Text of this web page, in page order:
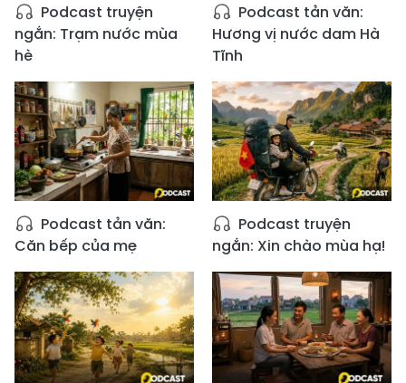
Podcast truyện
ngắn: Trạm nước mùa
hè
Podcast tản văn:
Hương vị nước dam Hà
Tĩnh
Podcast tản văn:
Căn bếp của mẹ
Podcast truyện
ngắn: Xin chào mùa hạ!